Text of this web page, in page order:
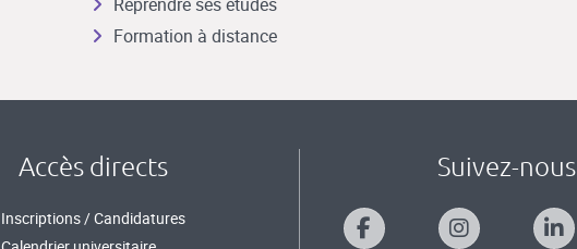
Formation à distance
Accès directs
Inscriptions / Candidatures
Suivez-nous